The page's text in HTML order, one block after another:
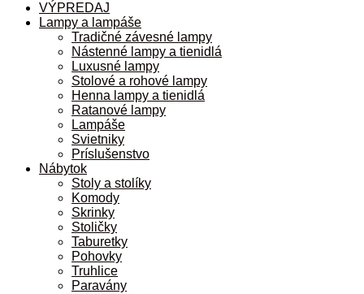
VÝPREDAJ
Lampy a lampáše
Tradičné závesné lampy
Nástenné lampy a tienidlá
Luxusné lampy
Stolové a rohové lampy
Henna lampy a tienidlá
Ratanové lampy
Lampáše
Svietniky
Príslušenstvo
Nábytok
Stoly a stolíky
Komody
Skrinky
Stoličky
Taburetky
Pohovky
Truhlice
Paravány